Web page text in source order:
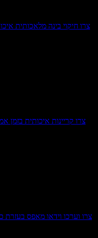
צרו חיקוי בינה מלאכותית
צרו קריינות איכותית
צרו וערכו וידאו מאפס בעזרת